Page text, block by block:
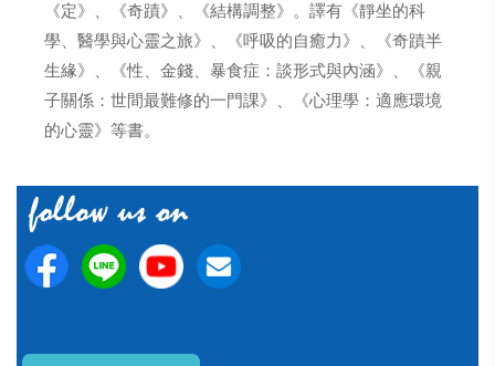
《定》、《奇蹟》、《結構調整》。譯有《靜坐的科
學、醫學與心靈之旅》、《呼吸的自癒力》、《奇蹟半
生緣》、《性、金錢、暴食症：談形式與內涵》、《親
子關係：世間最難修的一門課》、《心理學：適應環境
的心靈》等書。